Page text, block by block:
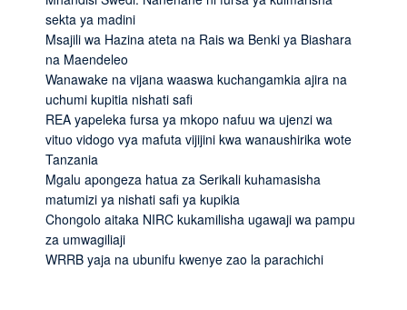
sekta ya madini
Msajili wa Hazina ateta na Rais wa Benki ya Biashara
na Maendeleo
Wanawake na vijana waaswa kuchangamkia ajira na
uchumi kupitia nishati safi
REA yapeleka fursa ya mkopo nafuu wa ujenzi wa
vituo vidogo vya mafuta vijijini kwa wanaushirika wote
Tanzania
Mgalu apongeza hatua za Serikali kuhamasisha
matumizi ya nishati safi ya kupikia
Chongolo aitaka NIRC kukamilisha ugawaji wa pampu
za umwagiliaji
WRRB yaja na ubunifu kwenye zao la parachichi